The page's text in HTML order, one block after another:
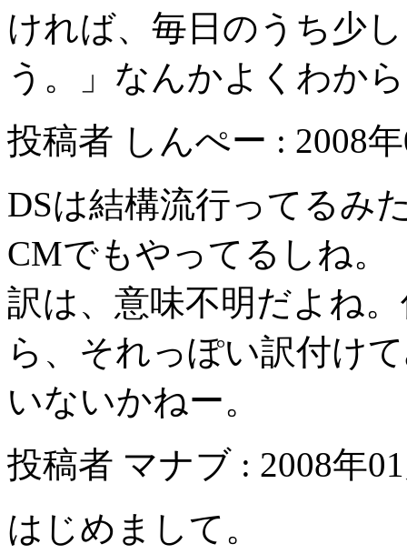
ければ、毎日のうち少
う。」なんかよくわか
投稿者 しんぺー : 2008
DSは結構流行ってるみ
CMでもやってるしね。
訳は、意味不明だよね
ら、それっぽい訳付け
いないかねー。
投稿者 マナブ : 2008年
はじめまして。